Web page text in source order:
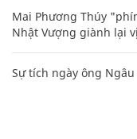
Mai Phương Thúy
Nhật Vượng giành lại
Sự tích ngày ông